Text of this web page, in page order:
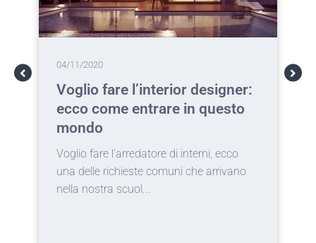
04/11/2020
Voglio fare l’interior designer:
ecco come entrare in questo
mondo
Voglio fare l'arredatore di interni, ecco
una delle richieste comuni che arrivano
nella nostra scuol...